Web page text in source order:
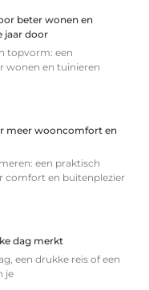
beter wonen en
jaar door
topvorm: een
wonen en tuinieren
meer wooncomfort en
een praktisch
comfort en buitenplezier
dag merkt
een drukke reis of een
je